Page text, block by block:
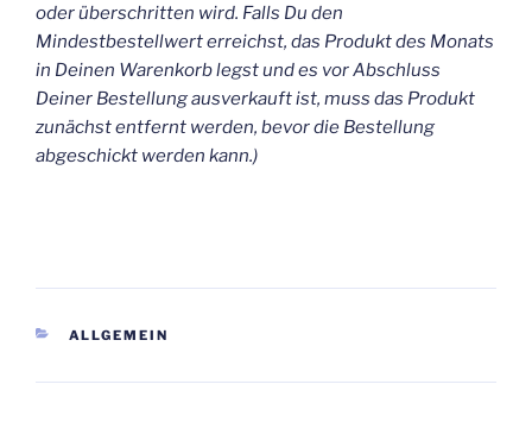
oder überschritten wird. Falls Du den
Mindestbestellwert erreichst, das Produkt des Monats
in Deinen Warenkorb legst und es vor Abschluss
Deiner Bestellung ausverkauft ist, muss das Produkt
zunächst entfernt werden, bevor die Bestellung
abgeschickt werden kann.)
KATEGORIEN
ALLGEMEIN